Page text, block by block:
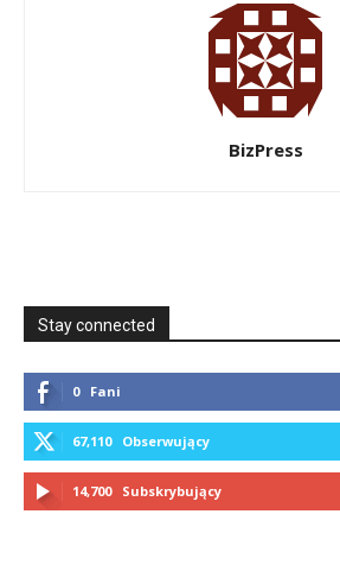
BizPress
Stay connected
0 Fani
67,110 Obserwujący
14,700 Subskrybujący